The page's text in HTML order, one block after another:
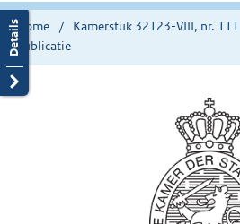
Home Kamerstuk 32123-VIII, nr. 111
publicatie